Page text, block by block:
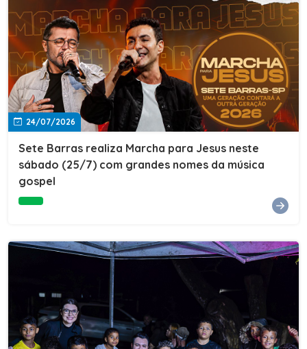
24/07/2026
Sete Barras realiza Marcha para Jesus neste
sábado (25/7) com grandes nomes da música
gospel